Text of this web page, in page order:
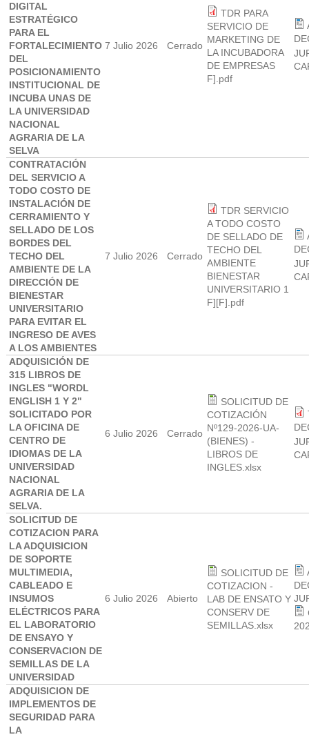
DIGITAL
ESTRATÉGICO
PARA EL
FORTALECIMIENTO
DEL
POSICIONAMIENTO
INSTITUCIONAL DE
INCUBA UNAS DE
LA UNIVERSIDAD
NACIONAL
AGRARIA DE LA
SELVA
7 Julio 2026 Cerrado
TDR PARA
SERVICIO DE
MARKETING DE
LA INCUBADORA
DE EMPRESAS
F].pdf
CONTRATACIÓN
DEL SERVICIO A
TODO COSTO DE
INSTALACIÓN DE
CERRAMIENTO Y
SELLADO DE LOS
BORDES DEL
TECHO DEL
AMBIENTE DE LA
DIRECCIÓN DE
BIENESTAR
UNIVERSITARIO
PARA EVITAR EL
INGRESO DE AVES
A LOS AMBIENTES
7 Julio 2026 Cerrado
TDR SERVICIO
A TODO COSTO
DE SELLADO DE
TECHO DEL
AMBIENTE
BIENESTAR
UNIVERSITARIO 1
F][F].pdf
ADQUISICIÓN DE
315 LIBROS DE
INGLES "WORDL
ENGLISH 1 Y 2"
SOLICITADO POR
LA OFICINA DE
CENTRO DE
IDIOMAS DE LA
UNIVERSIDAD
NACIONAL
AGRARIA DE LA
SELVA.
6 Julio 2026 Cerrado
SOLICITUD DE
COTIZACIÓN
Nº129-2026-UA-
(BIENES) -
LIBROS DE
INGLES.xlsx
SOLICITUD DE
COTIZACION PARA
LA ADQUISICION
DE SOPORTE
MULTIMEDIA,
CABLEADO E
INSUMOS
ELÉCTRICOS PARA
EL LABORATORIO
DE ENSAYO Y
CONSERVACION DE
SEMILLAS DE LA
UNIVERSIDAD
6 Julio 2026 Abierto
SOLICITUD DE
COTIZACION -
LAB DE ENSATO Y
CONSERV DE
SEMILLAS.xlsx
ADQUISICION DE
IMPLEMENTOS DE
SEGURIDAD PARA
LA